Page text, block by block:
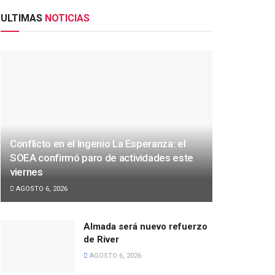
ULTIMAS NOTICIAS
Conflicto en el Ingenio La Esperanza: el
SOEA confirmó paro de actividades este
viernes
AGOSTO 6, 2026
Almada será nuevo refuerzo
de River
AGOSTO 6, 2026